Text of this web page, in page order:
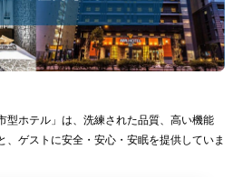
型ホテル」は、洗練された品質、高い機能
、ゲストに安全・安心・安眠を提供していま